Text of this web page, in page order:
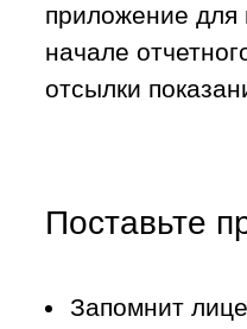
приложение для
начале
отсылки
Поставьте
Запомнит